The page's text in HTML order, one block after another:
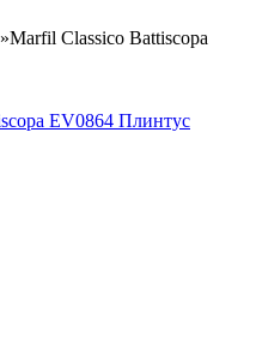
»Marfil Classico Battiscopa